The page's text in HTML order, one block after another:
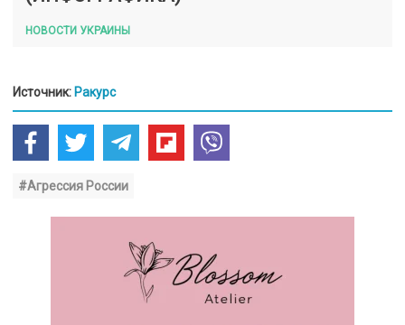
НОВОСТИ УКРАИНЫ
Источник: Ракурс
#Агрессия России